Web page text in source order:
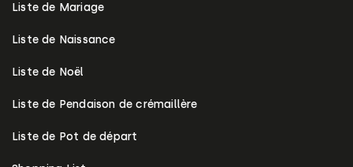
Liste de Mariage
Liste de Naissance
Liste de Noël
Liste de Pendaison de crémaillère
Liste de Pot de départ